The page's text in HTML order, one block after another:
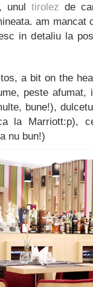
unul tirolez de
am mancat
in detaliu la
a bit on the
peste afumat,
bune!),
la Marriott:p),
nu bun!)